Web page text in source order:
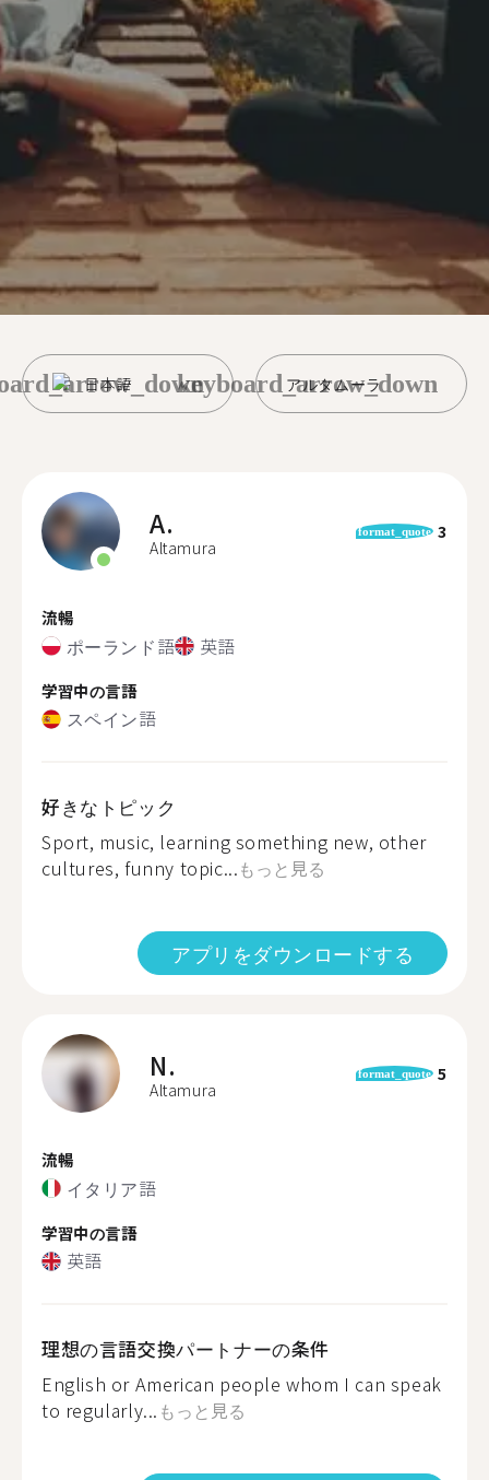
日本語 アルタムーラ
keyboard_arrow_down
A.
Altamura
format_quote 3
流暢
ポーランド語 英語
学習中の言語
スペイン語
好きなトピック
Sport, music, learning something new, other
cultures, funny topic...もっと見る
アプリをダウンロードする
N.
Altamura
format_quote 5
流暢
イタリア語
学習中の言語
英語
理想の言語交換パートナーの条件
English or American people whom I can speak
to regularly... もっと見る